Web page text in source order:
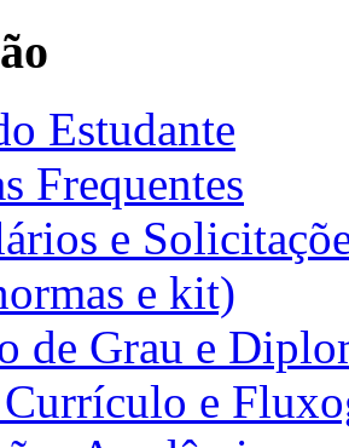
Estudante
Frequentes
e
e kit)
de Grau e
e